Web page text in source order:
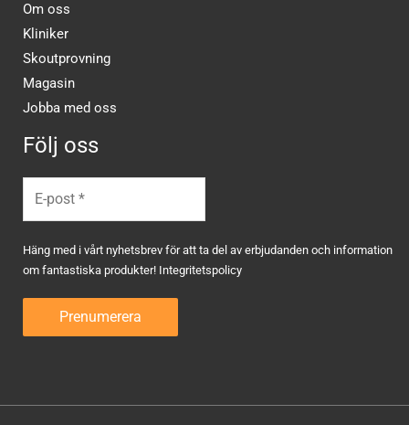
Om oss
Kliniker
Skoutprovning
Magasin
Jobba med oss
Följ oss
Häng med i vårt nyhetsbrev för att ta del av erbjudanden och information
om fantastiska produkter! Integritetspolicy